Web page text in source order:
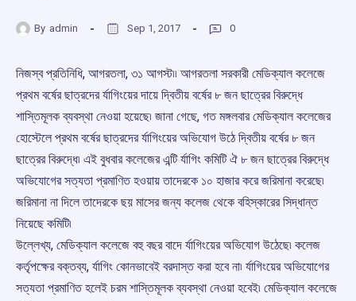
By admin Sep 1, 2017 0
নিজস্ব প্রতিনিধি, আগরতলা, ৩১ আগস্ট৷৷ আগরতলা সরকারী মেডিক্যাল কলেজে
প্রথম বর্ষের ছাত্রদের র্যাগিংয়ের দায়ে দ্বিতীয় বর্ষের ৮ জন ছাত্রের বিরুদ্ধে
শাস্তিমূলক ব্যবস্থা নেওয়া হয়েছে৷ জানা গেছে, গত মঙ্গলবার মেডিক্যাল কলেজের
হোস্টেলে প্রথম বর্ষের ছাত্রদের র্যাগিংয়ের অভিযোগ উঠে দ্বিতীয় বর্ষের ৮ জন
ছাত্রের বিরুদ্ধে৷ এই বুধবার কলেজের এন্টি র্যাগিং কমিটি ঐ ৮ জন ছাত্রের বিরুদ্ধে
অভিযোগের সত্যতা প্রমাণিত হওয়ায় তাদেরকে ১০ হাজার করে জরিমানা করেছে৷
জরিমানা না দিলে তাদেরকে ছয় মাসের জন্য কলেজ থেকে বহিস্কারের সিদ্ধান্ত
নিয়েছে কমিটি৷
উল্লেখ্য, মেডিক্যাল কলেজে বহু বছর বাদে র্যাগিংয়ের অভিযোগ উঠেছে৷ কলেজ
কর্তৃপক্ষের বক্তব্য, র্যাগিং কোনভাবেই বরদাস্ত করা হবে না৷ র্যাগিংয়ের অভিযোগের
সত্যতা প্রমাণিত হলেই চরম শাস্তিমূলক ব্যবস্থা নেওয়া হবেই৷ মেডিক্যাল কলেজে